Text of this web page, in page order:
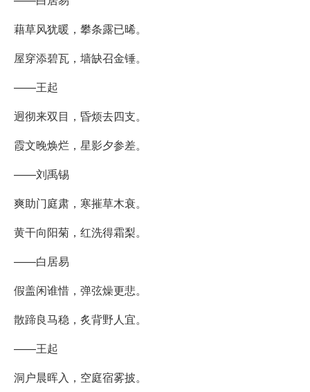
藉草风犹暖，攀条露已晞。
屋穿添碧瓦，墙缺召金锤。
——王起
迥彻来双目，昏烦去四支。
霞文晚焕烂，星影夕参差。
——刘禹锡
爽助门庭肃，寒摧草木衰。
黄干向阳菊，红洗得霜梨。
——白居易
假盖闲谁惜，弹弦燥更悲。
散蹄良马稳，炙背野人宜。
——王起
洞户晨晖入，空庭宿雾披。